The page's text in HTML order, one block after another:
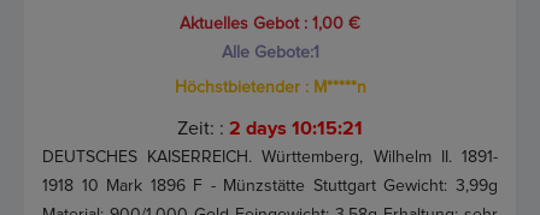
Aktuelles Gebot : 1,00 €
Alle Gebote:1
Höchstbietender : M*****n
Zeit: : 2 days 10:15:21
DEUTSCHES KAISERREICH. Württemberg, Wilhelm II. 1891-
1918 10 Mark 1896 F - Münzstätte Stuttgart Gewicht: 3,99g